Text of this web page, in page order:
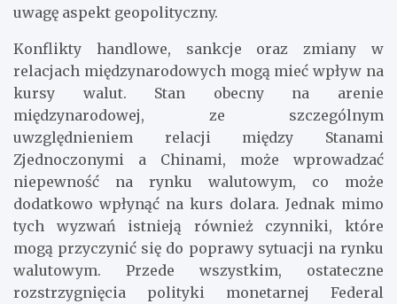
uwagę aspekt geopolityczny.
Konflikty handlowe, sankcje oraz zmiany w
relacjach międzynarodowych mogą mieć wpływ na
kursy walut. Stan obecny na arenie
międzynarodowej, ze szczególnym
uwzględnieniem relacji między Stanami
Zjednoczonymi a Chinami, może wprowadzać
niepewność na rynku walutowym, co może
dodatkowo wpłynąć na kurs dolara. Jednak mimo
tych wyzwań istnieją również czynniki, które
mogą przyczynić się do poprawy sytuacji na rynku
walutowym. Przede wszystkim, ostateczne
rozstrzygnięcia polityki monetarnej Federal